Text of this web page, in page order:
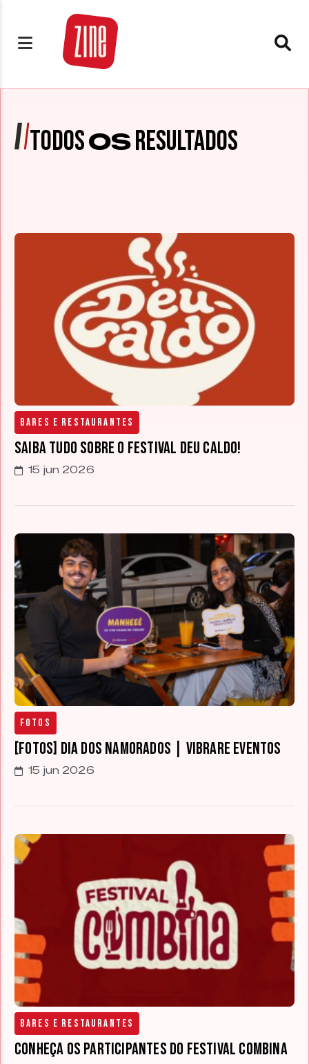
TODOSOSRESULTADOS
Bares e Restaurantes
Saiba tudo sobre o Festival Deu Caldo!
15 jun 2026
Fotos
[FOTOS] Dia dos Namorados | Vibrare Eventos
15 jun 2026
Bares e Restaurantes
Conheça os participantes do Festival Combina